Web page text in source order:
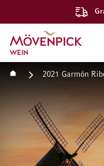
Zur Startseite
Startseite 2021 Garmón